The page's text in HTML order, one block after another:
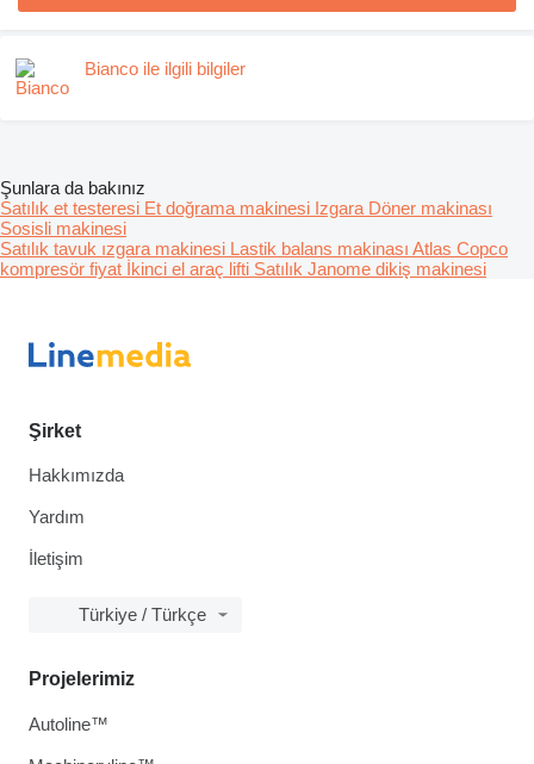
Bianco ile ilgili bilgiler
Şunlara da bakınız
Satılık et testeresi Et doğrama makinesi Izgara Döner makinası
Sosisli makinesi
Satılık tavuk ızgara makinesi Lastik balans makinası Atlas Copco
kompresör fiyat İkinci el araç lifti Satılık Janome dikiş makinesi
Şirket
Hakkımızda
Yardım
İletişim
Türkiye / Türkçe
Projelerimiz
Autoline™